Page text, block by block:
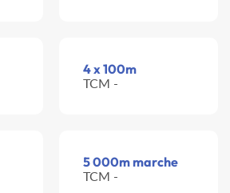
4 x 100m
TCM -
5 000m marche
TCM -